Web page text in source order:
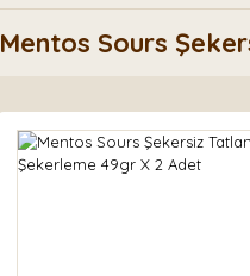
Mentos Sours